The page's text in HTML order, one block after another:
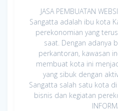
JASA PEMBUATAN
Sangatta adalah ibu kota
perekonomian yang
saat. Dengan adanya
perkantoran, kawasan
membuat kota ini
yang sibuk dengan
Sangatta salah satu kota
bisnis dan kegiatan